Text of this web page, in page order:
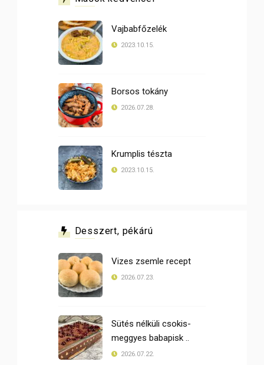
Vajbabfőzelék
2023.10.15.
Borsos tokány
2026.07.28.
Krumplis tészta
2023.10.15.
Desszert, pékárú
Vizes zsemle recept
2026.07.23.
Sütés nélküli csokis-
meggyes babapisk ..
2026.07.22.